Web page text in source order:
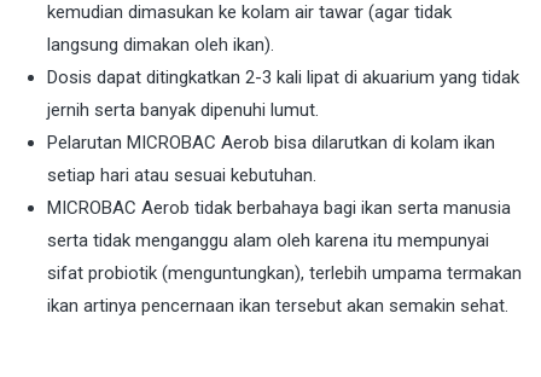
kemudian dimasukan ke kolam air tawar (agar tidak
langsung dimakan oleh ikan).
Dosis dapat ditingkatkan 2-3 kali lipat di akuarium yang tidak
jernih serta banyak dipenuhi lumut.
Pelarutan MICROBAC Aerob bisa dilarutkan di kolam ikan
setiap hari atau sesuai kebutuhan.
MICROBAC Aerob tidak berbahaya bagi ikan serta manusia
serta tidak menganggu alam oleh karena itu mempunyai
sifat probiotik (menguntungkan), terlebih umpama termakan
ikan artinya pencernaan ikan tersebut akan semakin sehat.